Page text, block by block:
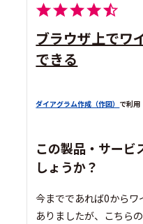
ブラウザ上でワ
できる
ダイアグラム作成（作図） で利用
この製品・サービ
しょうか？
今までであれば0から
ありましたが、こちら